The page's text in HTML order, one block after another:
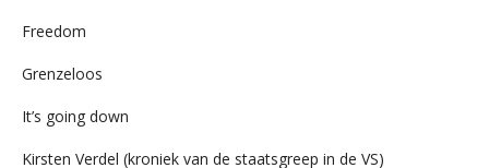
Freedom
Grenzeloos
It’s going down
Kirsten Verdel (kroniek van de staatsgreep in de VS)